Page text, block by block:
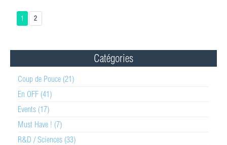
1 2
Catégories
Coup de Pouce (21)
En OFF (41)
Events (17)
Must Have ! (7)
R&D / Sciences (33)